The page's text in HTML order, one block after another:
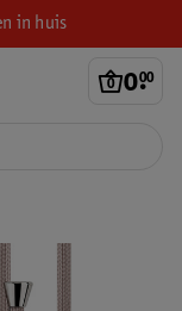
in huis
0.
00